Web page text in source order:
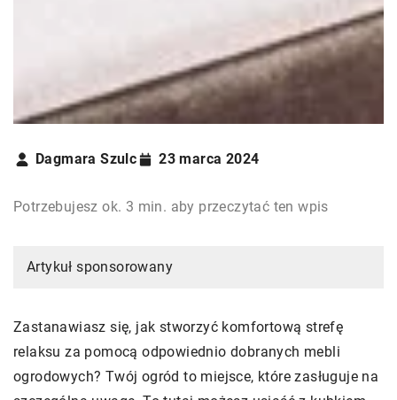
Dagmara Szulc 23 marca 2024
Potrzebujesz ok. 3 min. aby przeczytać ten wpis
Artykuł sponsorowany
Zastanawiasz się, jak stworzyć komfortową strefę
relaksu za pomocą odpowiednio dobranych mebli
ogrodowych? Twój ogród to miejsce, które zasługuje na